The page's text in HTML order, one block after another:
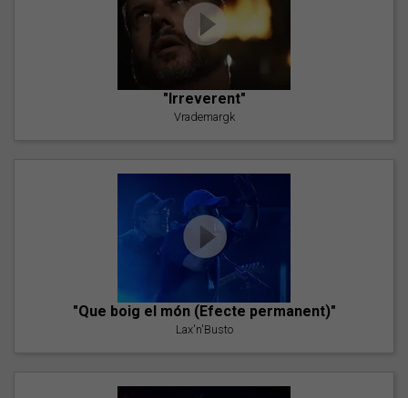
"Irreverent"
Vrademargk
"Que boig el món (Efecte permanent)"
Lax'n'Busto